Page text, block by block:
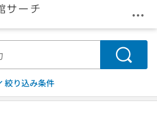
メ
検索
絞り込み条件